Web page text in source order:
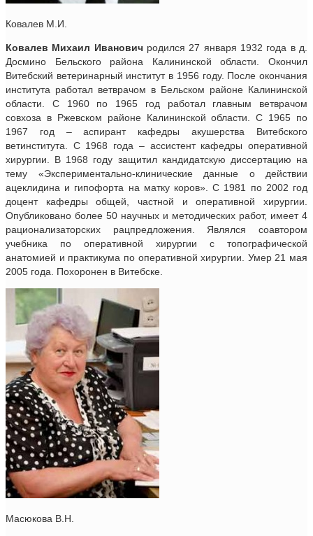
Ковалев М.И.
Ковалев Михаил Ивановичродился 27 января 1932 года в д.
Досмино Бельского района Калининской области. Окончил
Витебский ветеринарный институт в 1956 году. После окончания
института работал ветврачом в Бельском районе Калининской
области. С 1960 по 1965 год работал главным ветврачом
совхоза в Ржевском районе Калининской области. С 1965 по
1967 год – аспирант кафедры акушерства Витебского
ветинститута. С 1968 года – ассистент кафедры оперативной
хирургии. В 1968 году защитил кандидатскую диссертацию на
тему «Экспериментально-клинические данные о действии
ацеклидина и гипофорта на матку коров». С 1981 по 2002 год
доцент кафедры общей, частной и оперативной хирургии.
Опубликовано более 50 научных и методических работ, имеет 4
рационализаторских рацпредложения. Являлся соавтором
учебника по оперативной хирургии с топографической
анатомией и практикума по оперативной хирургии. Умер 21 мая
2005 года. Похоронен в Витебске.
Масюкова В.Н.